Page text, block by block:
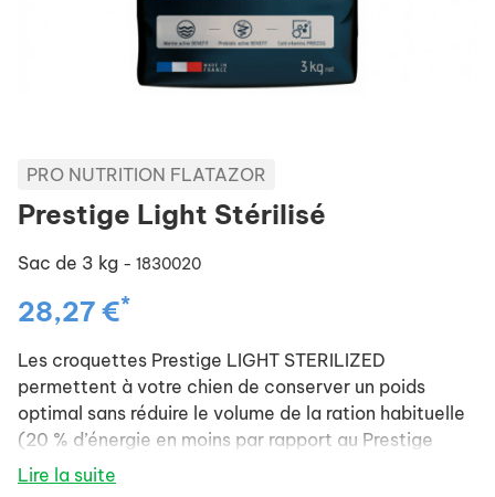
PRO NUTRITION FLATAZOR
Prestige Light Stérilisé
Sac de 3 kg - 1830020
28,27 €*
Les croquettes Prestige LIGHT STERILIZED
permettent à votre chien de conserver un poids
optimal sans réduire le volume de la ration habituelle
(20 % d’énergie en moins par rapport au Prestige
Adult) grâce à la présence de fibres (formule
Lire la suite